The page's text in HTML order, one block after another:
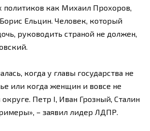
политиков как Михаил Прохоров,
Ельцин. Человек, который
руководить страной не должен,
когда у главы государства не
или когда женщин и вовсе не
Петр I, Иван Грозный, Сталин
– заявил лидер ЛДПР.